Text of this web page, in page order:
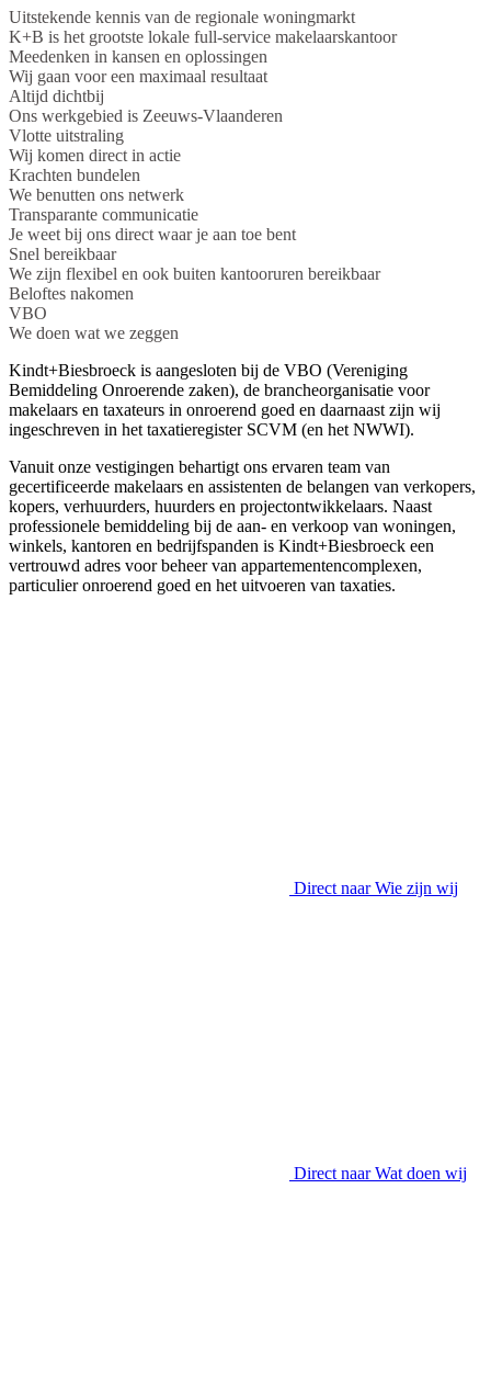
Uitstekende kennis van de regionale woningmarkt
K+B is het grootste lokale full-service makelaarskantoor
Meedenken in kansen en oplossingen
Wij gaan voor een maximaal resultaat
Altijd dichtbij
Ons werkgebied is Zeeuws-Vlaanderen
Vlotte uitstraling
Wij komen direct in actie
Krachten bundelen
We benutten ons netwerk
Transparante communicatie
Je weet bij ons direct waar je aan toe bent
Snel bereikbaar
We zijn flexibel en ook buiten kantooruren bereikbaar
Beloftes nakomen
VBO
We doen wat we zeggen
Kindt+Biesbroeck is aangesloten bij de VBO (Vereniging
Bemiddeling Onroerende zaken), de brancheorganisatie voor
makelaars en taxateurs in onroerend goed en daarnaast zijn wij
ingeschreven in het taxatieregister SCVM (en het NWWI).
Vanuit onze vestigingen behartigt ons ervaren team van
gecertificeerde makelaars en assistenten de belangen van verkopers,
kopers, verhuurders, huurders en projectontwikkelaars. Naast
professionele bemiddeling bij de aan- en verkoop van woningen,
winkels, kantoren en bedrijfspanden is Kindt+Biesbroeck een
vertrouwd adres voor beheer van appartementencomplexen,
particulier onroerend goed en het uitvoeren van taxaties.
Direct naar Wie zijn wij
Direct naar Wat doen wij